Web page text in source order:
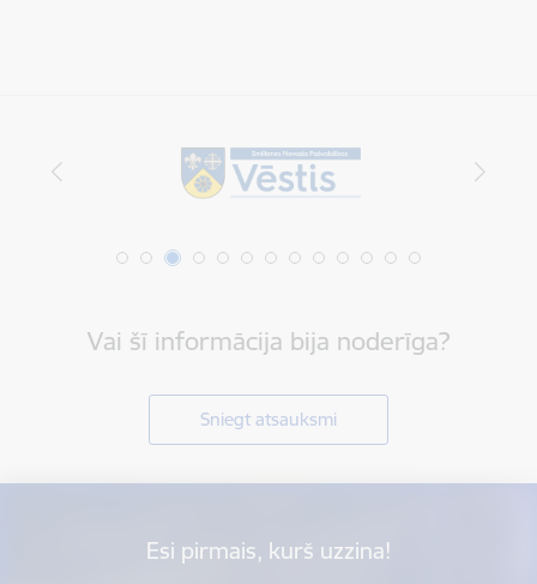
Vai šī informācija bija noderīga?
Sniegt atsauksmi
Esi pirmais, kurš uzzina!